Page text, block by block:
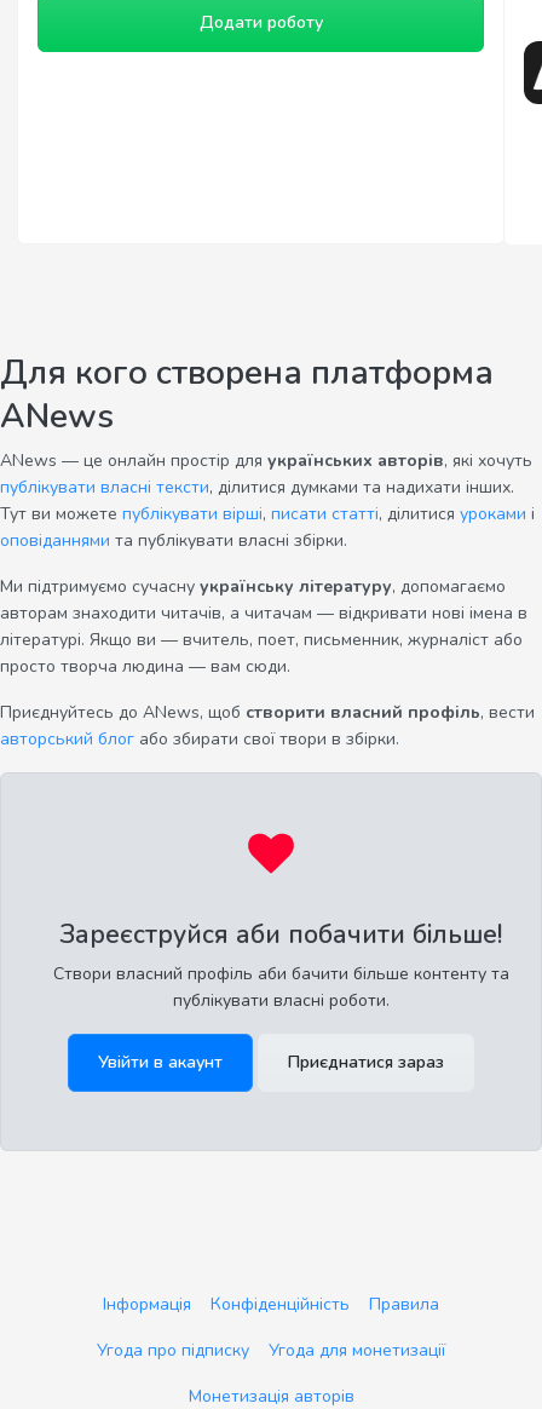
Додати роботу
Для кого створена платформа
ANews
ANews — це онлайн простір для українських авторів, які хочуть
публікувати власні тексти, ділитися думками та надихати інших.
Тут ви можете публікувати вірші, писати статті, ділитися уроками і
оповіданнями та публікувати власні збірки.
Ми підтримуємо сучасну українську літературу, допомагаємо
авторам знаходити читачів, а читачам — відкривати нові імена в
літературі. Якщо ви — вчитель, поет, письменник, журналіст або
просто творча людина — вам сюди.
Приєднуйтесь до ANews, щоб створити власний профіль, вести
авторський блог або збирати свої твори в збірки.
Зареєструйся аби побачити більше!
Створи власний профіль аби бачити більше контенту та
публікувати власні роботи.
Увійти в акаунт Приєднатися зараз
Інформація Конфіденційність
Правила
Угода про підписку
Угода для монетизації
Монетизація авторів